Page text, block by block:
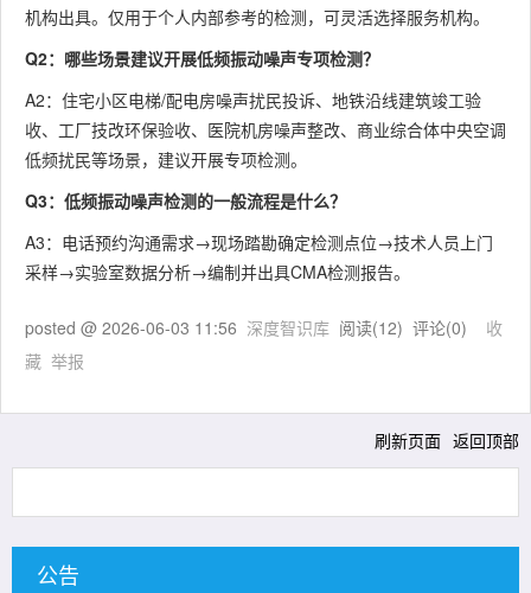
机构出具。仅用于个人内部参考的检测，可灵活选择服务机构。
Q2：哪些场景建议开展低频振动噪声专项检测？
A2：住宅小区电梯/配电房噪声扰民投诉、地铁沿线建筑竣工验
收、工厂技改环保验收、医院机房噪声整改、商业综合体中央空调
低频扰民等场景，建议开展专项检测。
Q3：低频振动噪声检测的一般流程是什么？
A3：电话预约沟通需求→现场踏勘确定检测点位→技术人员上门
采样→实验室数据分析→编制并出具CMA检测报告。
posted @ 2026-06-03 11:56 深度智识库 阅读(12) 评论(0) 收
藏 举报
刷新页面 返回顶部
公告